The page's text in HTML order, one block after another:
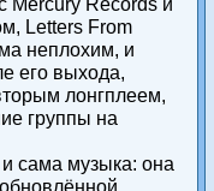
Mercury Records и
Letters From
неплохим, и
его выхода,
лонгплеем,
группы на
сама музыка: она